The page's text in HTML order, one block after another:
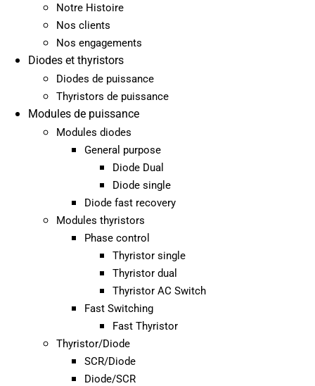
Notre Histoire
Nos clients
Nos engagements
Diodes et thyristors
Diodes de puissance
Thyristors de puissance
Modules de puissance
Modules diodes
General purpose
Diode Dual
Diode single
Diode fast recovery
Modules thyristors
Phase control
Thyristor single
Thyristor dual
Thyristor AC Switch
Fast Switching
Fast Thyristor
Thyristor/Diode
SCR/Diode
Diode/SCR